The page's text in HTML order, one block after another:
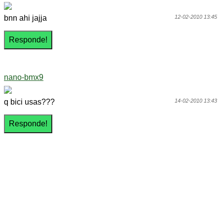
12-02-2010 13:45
bnn ahi jajja
nano-bmx9
14-02-2010 13:43
q bici usas???